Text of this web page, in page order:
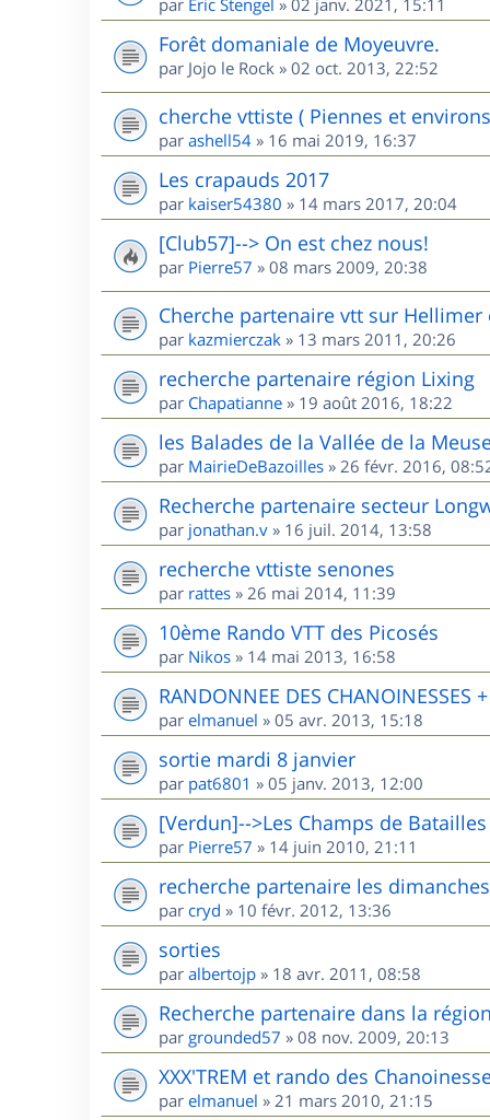
par Eric Stengel » 02 janv. 2021, 15:11
Forêt domaniale de Moyeuvre.
par Jojo le Rock » 02 oct. 2013, 22:52
cherche vttiste ( Piennes et
par ashell54 » 16 mai 2019, 16:37
Les crapauds 2017
par kaiser54380 » 14 mars 2017, 20:04
[Club57]--> On est chez nous!
par Pierre57 » 08 mars 2009, 20:38
Cherche partenaire vtt sur Hellimer
par kazmierczak » 13 mars 2011, 20:26
recherche partenaire région Lixing
par Chapatianne » 19 août 2016, 18:22
les Balades de la Vallée de la
par MairieDeBazoilles » 26 févr. 2016,
Recherche partenaire secteur
par jonathan.v » 16 juil. 2014, 13:58
recherche vttiste senones
par rattes » 26 mai 2014, 11:39
10ème Rando VTT des Picosés
par Nikos » 14 mai 2013, 16:58
RANDONNEE DES CHANOINESSES
par elmanuel » 05 avr. 2013, 15:18
sortie mardi 8 janvier
par pat6801 » 05 janv. 2013, 12:00
[Verdun]-->Les Champs de Batailles
par Pierre57 » 14 juin 2010, 21:11
recherche partenaire les
par cryd » 10 févr. 2012, 13:36
sorties
par albertojp » 18 avr. 2011, 08:58
Recherche partenaire dans la
par grounded57 » 08 nov. 2009, 20:13
XXX'TREM et rando des
par elmanuel » 21 mars 2010, 21:15